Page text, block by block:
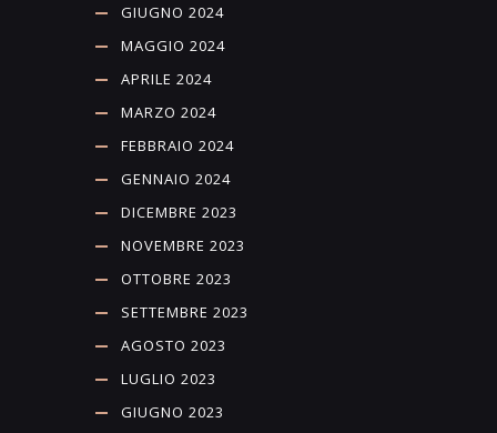
GIUGNO 2024
MAGGIO 2024
APRILE 2024
MARZO 2024
FEBBRAIO 2024
GENNAIO 2024
DICEMBRE 2023
NOVEMBRE 2023
OTTOBRE 2023
SETTEMBRE 2023
AGOSTO 2023
LUGLIO 2023
GIUGNO 2023